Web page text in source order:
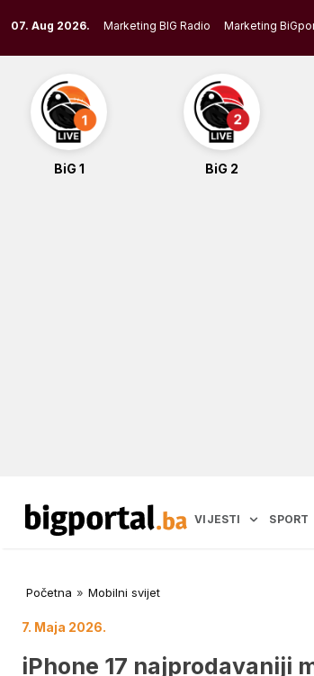
to
content
07. Aug 2026. Marketing BIG Radio Marketing
BiG 1 BiG 2
VIJESTI SPORT
Početna » Mobilni svijet
7. Maja 2026.
iPhone 17 najprodavaniji